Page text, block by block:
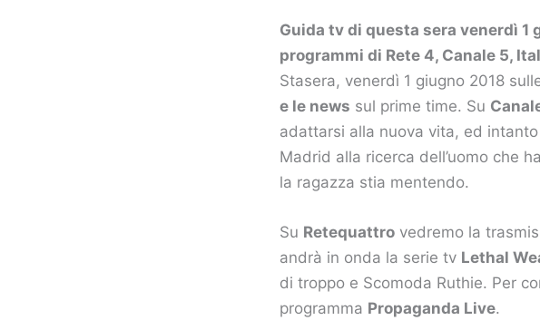
Guida tv di questa sera venerdì
programmi di Rete 4, Canale 5,
Stasera, venerdì 1 giugno 2018
e le news sul prime time. Su
adattarsi alla nuova vita, ed
Madrid alla ricerca dell’uomo che
la ragazza stia mentendo.
Su Retequattro vedremo la
andrà in onda la serie tv Lethal
di troppo e Scomoda Ruthie. Per
programma Propaganda Live.